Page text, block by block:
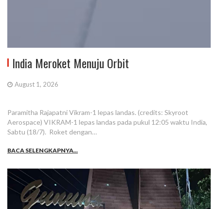
India Meroket Menuju Orbit
August 1, 2026
Paramitha Rajapatni Vikram-1 lepas landas. (credits: Skyroot
Aerospace) VIKRAM-1 lepas landas pada pukul 12:05 waktu India,
Sabtu (18/7). Roket dengan…
BACA SELENGKAPNYA...